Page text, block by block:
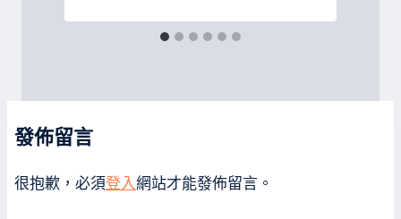
發佈留言
很抱歉，必須登入網站才能發佈留言。